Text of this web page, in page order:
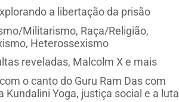
a libertação da prisão
Militarismo, Raça/Religião,
Heterossexismo
reveladas, Malcolm X e mais
o canto do Guru Ram Das com
Yoga, justiça social e a luta